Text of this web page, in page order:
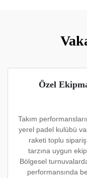
Özel
Takım
yerel padel kulübü
raketi toplu
tarzına uygun
Bölgesel
performansında